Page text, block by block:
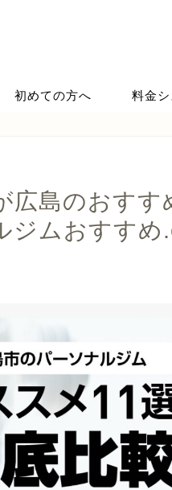
初めての方へ 料金
広島のおすす
ジムおすす